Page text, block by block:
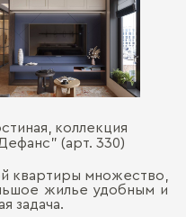
коллекция
(арт. 330)
квартиры множество,
жилье удобным и
задача.